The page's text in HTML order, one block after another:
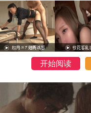
开始阅读